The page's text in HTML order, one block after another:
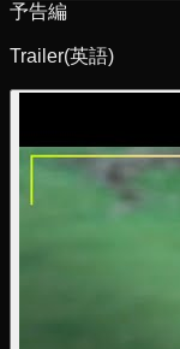
予告編
Trailer(英語)